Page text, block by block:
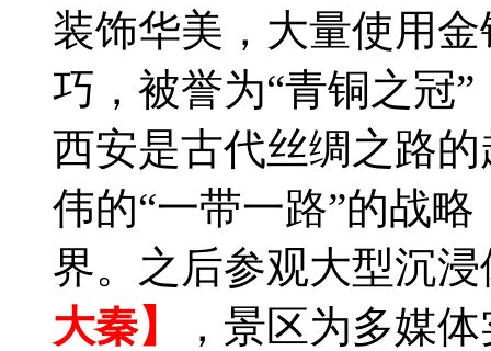
装饰华美，大量使用
巧，被誉为“青铜之冠”
西安是古代丝绸之路
伟的“一带一路”的战
界。之后参观大型沉
大秦】
，景区为多媒